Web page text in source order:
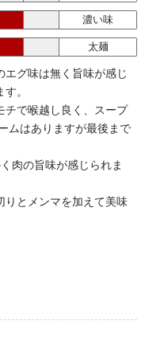
濃い味
太麺
エグ味は無く旨味が感じ
。
チで喉越し良く、スープ
ムはありますが最後まで
肉の旨味が感じられま
りとメンマを加えて美味